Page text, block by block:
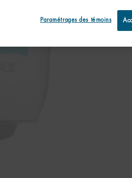
Paramétrages des témoins